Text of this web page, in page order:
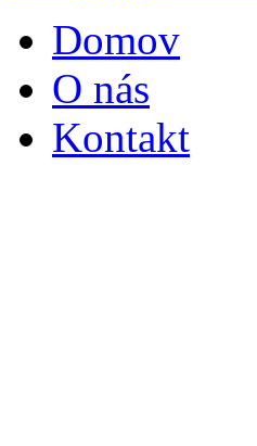
Domov
O nás
Kontakt